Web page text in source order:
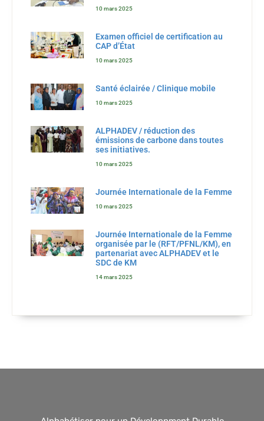
10 mars 2025
Examen officiel de certification au
CAP d’État
10 mars 2025
Santé éclairée / Clinique mobile
10 mars 2025
ALPHADEV / réduction des
émissions de carbone dans toutes
ses initiatives.
10 mars 2025
Journée Internationale de la Femme
10 mars 2025
Journée Internationale de la Femme
organisée par le (RFT/PFNL/KM), en
partenariat avec ALPHADEV et le
SDC de KM
14 mars 2025